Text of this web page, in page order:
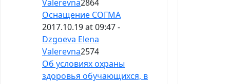
Valerevna2864
Оснащение СОГМА
2017.10.19 at 09:47 -
Dzgoeva Elena
Valerevna2574
Об условиях охраны
здоровья обучающихся, в